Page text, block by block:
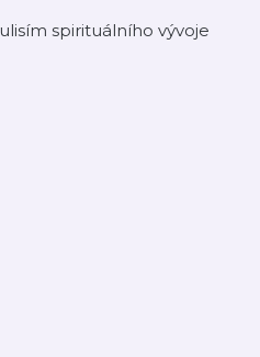
spirituálního vývoje